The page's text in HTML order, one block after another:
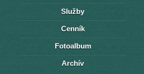
Služby
Cenník
Fotoalbum
Archív